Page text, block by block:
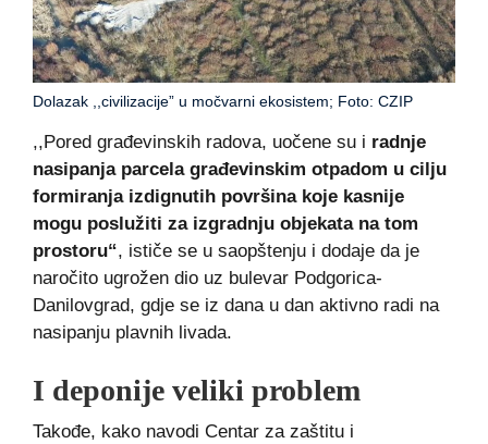
Dolazak ,,civilizacije” u močvarni ekosistem; Foto: CZIP
,,Pored građevinskih radova, uočene su i radnje
nasipanja parcela građevinskim otpadom u cilju
formiranja izdignutih površina koje kasnije
mogu poslužiti za izgradnju objekata na tom
prostoru“, ističe se u saopštenju i dodaje da je
naročito ugrožen dio uz bulevar Podgorica-
Danilovgrad, gdje se iz dana u dan aktivno radi na
nasipanju plavnih livada.
I deponije veliki problem
Takođe, kako navodi Centar za zaštitu i